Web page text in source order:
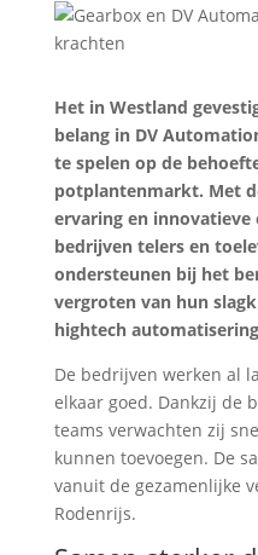
Het in Westland
belang in DV
te spelen op de
potplantenmarkt. Met
ervaring en
bedrijven telers en
ondersteunen bij het
vergroten van hun
hightech
De bedrijven werken al
elkaar goed. Dankzij de
teams verwachten zij
kunnen toevoegen. De
vanuit de gezamenlijke
Rodenrijs.